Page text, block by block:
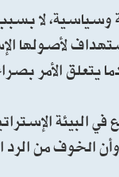
لا
لأصولها
يتعلق الأمر
البيئة
الخوف من